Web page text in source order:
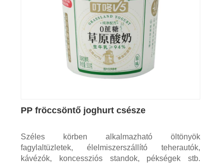
PP fröccsöntő joghurt csésze
Széles körben alkalmazható öltönyök
fagylaltüzletek, élelmiszerszállító teherautók,
kávézók, koncessziós standok, pékségek stb.